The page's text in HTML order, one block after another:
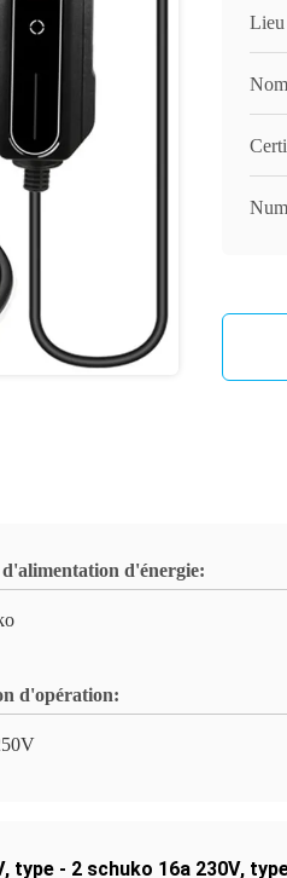
d'énergie:
d'opération:
, type - 2 schuko 16a 230V,